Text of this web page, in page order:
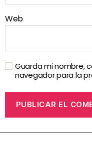
Web
Guarda mi nombre,
navegador para la